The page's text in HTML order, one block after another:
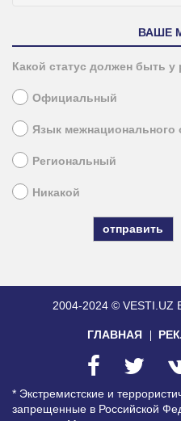
ВАШЕ
Какой статус должен быть у
Официальный
Язык межнационального
Региональный
Никакой
2004-2024 © VESTI.UZ
ГЛАВНАЯ
* Экстремистские и
запрещенные в Российской